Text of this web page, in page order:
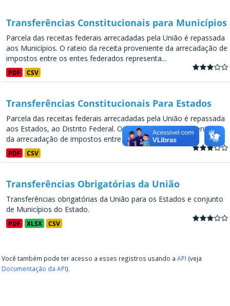
Transferências Constitucionais para Municípios
Parcela das receitas federais arrecadadas pela União é repassada
aos Municípios. O rateio da receita proveniente da arrecadação de
impostos entre os entes federados representa...
PDF CSV
Transferências Constitucionais Para Estados
Parcela das receitas federais arrecadadas pela União é repassada
aos Estados, ao Distrito Federal. O rateio da receita proveniente
da arrecadação de impostos entre os entes...
PDF CSV
Transferências Obrigatórias da União
Transferências obrigatórias da União para os Estados e conjunto
de Municípios do Estado.
PDF XLSX CSV
Você também pode ter acesso a esses registros usando a API (veja
Documentação da API).